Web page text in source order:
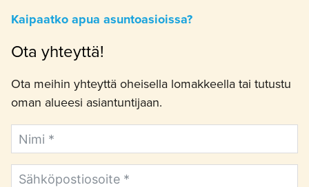
Kaipaatko apua asuntoasioissa?
Ota yhteyttä!
Ota meihin yhteyttä oheisella lomakkeella tai tutustu
oman alueesi asiantuntijaan.